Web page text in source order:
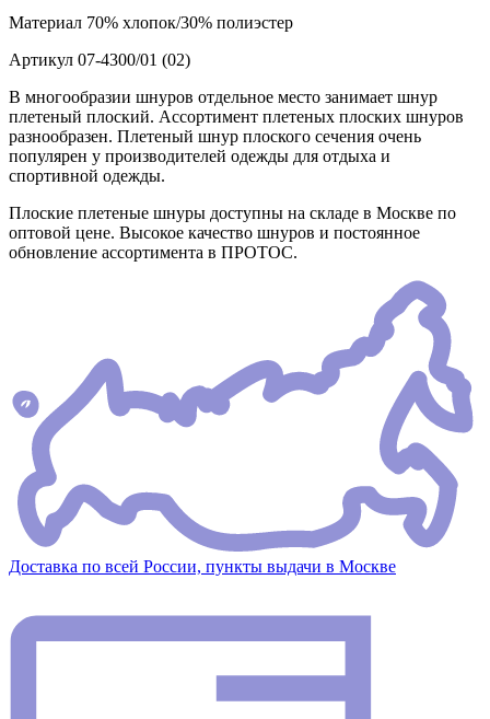
Материал 70% хлопок/30% полиэстер
Артикул 07-4300/01 (02)
В многообразии шнуров отдельное место занимает шнур
плетеный плоский. Ассортимент плетеных плоских шнуров
разнообразен. Плетеный шнур плоского сечения очень
популярен у производителей одежды для отдыха и
спортивной одежды.
Плоские плетеные шнуры доступны на складе в Москве по
оптовой цене. Высокое качество шнуров и постоянное
обновление ассортимента в ПРОТОС.
Доставка по всей России, пункты выдачи в Москве